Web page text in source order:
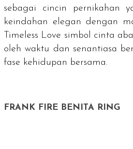
sebagai cincin pernikahan
keindahan elegan dengan
Timeless Love simbol cinta
oleh waktu dan senantiasa
fase kehidupan bersama.
FRANK FIRE BENITA RING